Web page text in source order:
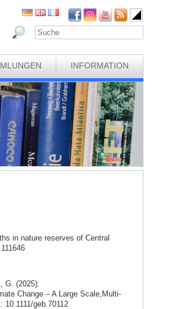
INFORMATION
in nature reserves of Central
G. (2025):
Change – A Large Scale,Multi-
10.1111/geb.70112